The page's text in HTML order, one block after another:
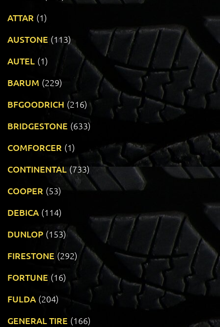
ATTAR (1)
AUSTONE (113)
AUTEL (1)
BARUM (229)
BFGOODRICH (216)
BRIDGESTONE (633)
COMFORCER (1)
CONTINENTAL (733)
COOPER (53)
DEBICA (114)
DUNLOP (153)
FIRESTONE (292)
FORTUNE (16)
FULDA (204)
GENERAL TIRE (166)